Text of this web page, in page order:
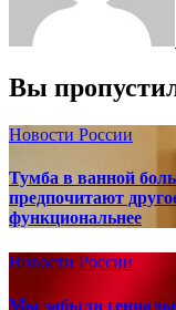
Вы
Новости России
Тумба в ванной
предпочитают
функциональнее
Новости России
Мы забыли